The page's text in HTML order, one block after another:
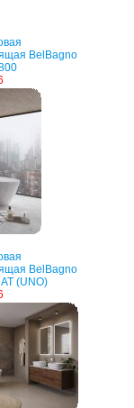
BelBagno
BelBagno
(UNO)